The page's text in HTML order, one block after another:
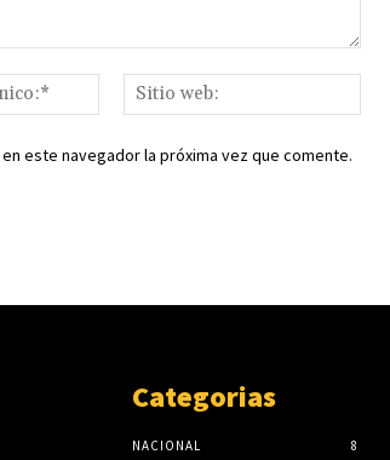
Correo
electrónico:*
web:
este navegador la próxima vez que comente.
Categorias
NACIONAL 8